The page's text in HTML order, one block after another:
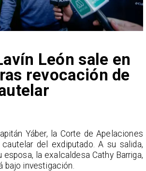
León sale en
revocación de
Yáber, la Corte de Apelaciones
del exdiputado. A su salida,
la exalcaldesa Cathy Barriga,
bajo investigación.